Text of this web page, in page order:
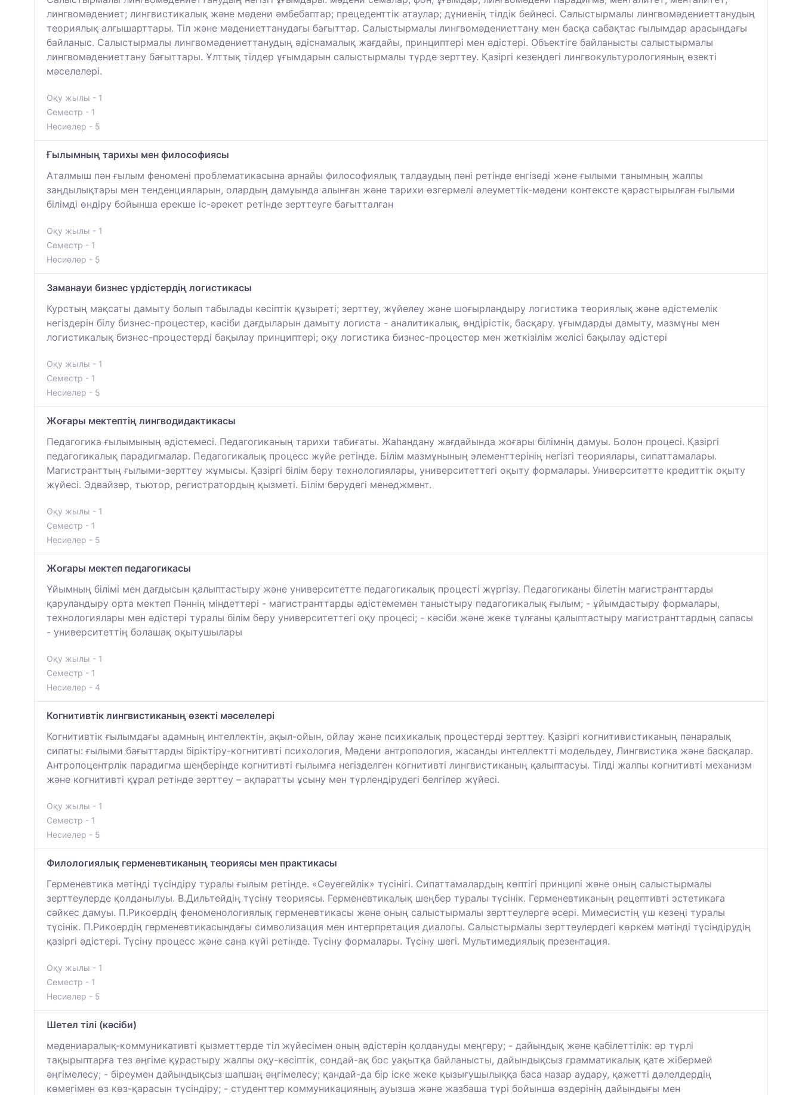
лингвомәдениет; лингвистикалық және мәдени әмбебаптар; прецеденттік атаулар; дүниенің тілдік бейнесі. Салыстырмалы лингвомәдениеттанудың
теориялық алғышарттары. Тіл және мәдениеттанудағы бағыттар. Салыстырмалы лингвомәдениеттану мен басқа сабақтас ғылымдар арасындағы
байланыс. Салыстырмалы лингвомәдениеттанудың әдіснамалық жағдайы, принциптері мен әдістері. Объектіге байланысты салыстырмалы
лингвомәдениеттану бағыттары. Ұлттық тілдер ұғымдарын салыстырмалы түрде зерттеу. Қазіргі кезеңдегі лингвокультурологияның өзекті
мәселелері.
Оқу жылы - 1
Семестр - 1
Несиелер - 5
Ғылымның тарихы мен философиясы
Аталмыш пән ғылым феномені проблематикасына арнайы философиялық талдаудың пәні ретінде енгізеді және ғылыми танымның жалпы
заңдылықтары мен тенденцияларын, олардың дамуында алынған және тарихи өзгермелі әлеуметтік-мәдени контексте қарастырылған ғылыми
білімді өндіру бойынша ерекше іс-әрекет ретінде зерттеуге бағытталған
Оқу жылы - 1
Семестр - 1
Несиелер - 5
Заманауи бизнес үрдістердің логистикасы
Курстың мақсаты дамыту болып табылады кәсіптік құзыреті; зерттеу, жүйелеу және шоғырландыру логистика теориялық және әдістемелік
негіздерін білу бизнес-процестер, кәсіби дағдыларын дамыту логиста - аналитикалық, өндірістік, басқару. ұғымдарды дамыту, мазмұны мен
логистикалық бизнес-процестерді бақылау принциптері; оқу логистика бизнес-процестер мен жеткізілім желісі бақылау әдістері
Оқу жылы - 1
Семестр - 1
Несиелер - 5
Жоғары мектептің лингводидактикасы
Педагогика ғылымының әдістемесі. Педагогиканың тарихи табиғаты. Жаһандану жағдайында жоғары білімнің дамуы. Болон процесі. Қазіргі
педагогикалық парадигмалар. Педагогикалық процесс жүйе ретінде. Білім мазмұнының элементтерінің негізгі теориялары, сипаттамалары.
Магистранттың ғылыми-зерттеу жұмысы. Қазіргі білім беру технологиялары, университеттегі оқыту формалары. Университетте кредиттік оқыту
жүйесі. Эдвайзер, тьютор, регистратордың қызметі. Білім берудегі менеджмент.
Оқу жылы - 1
Семестр - 1
Несиелер - 5
Жоғары мектеп педагогикасы
Ұйымның білімі мен дағдысын қалыптастыру және университетте педагогикалық процесті жүргізу. Педагогиканы білетін магистранттарды
қаруландыру орта мектеп Пәннің міндеттері - магистранттарды әдістемемен таныстыру педагогикалық ғылым; - ұйымдастыру формалары,
технологиялары мен әдістері туралы білім беру университеттегі оқу процесі; - кәсіби және жеке тұлғаны қалыптастыру магистранттардың сапасы
- университеттің болашақ оқытушылары
Оқу жылы - 1
Семестр - 1
Несиелер - 4
Когнитивтік лингвистиканың өзекті мәселелері
Когнитивтік ғылымдағы адамның интеллектін, ақыл-ойын, ойлау және психикалық процестерді зерттеу. Қазіргі когнитивистиканың пәнаралық
сипаты: ғылыми бағыттарды біріктіру-когнитивті психология, Мәдени антропология, жасанды интеллектті модельдеу, Лингвистика және басқалар.
Антропоцентрлік парадигма шеңберінде когнитивті ғылымға негізделген когнитивті лингвистиканың қалыптасуы. Тілді жалпы когнитивті механизм
және когнитивті құрал ретінде зерттеу – ақпаратты ұсыну мен түрлендірудегі белгілер жүйесі.
Оқу жылы - 1
Семестр - 1
Несиелер - 5
Филологиялық герменевтиканың теориясы мен практикасы
Герменевтика мәтінді түсіндіру туралы ғылым ретінде. «Сәуегейлік» түсінігі. Сипаттамалардың көптігі принципі және оның салыстырмалы
зерттеулерде қолданылуы. В.Дильтейдің түсіну теориясы. Герменевтикалық шеңбер туралы түсінік. Герменевтиканың рецептивті эстетикаға
сәйкес дамуы. П.Рикоердің феноменологиялық герменевтикасы және оның салыстырмалы зерттеулерге әсері. Мимесистің үш кезеңі туралы
түсінік. П.Рикоердің герменевтикасындағы символизация мен интерпретация диалогы. Салыстырмалы зерттеулердегі көркем мәтінді түсіндірудің
қазіргі әдістері. Түсіну процесс және сана күйі ретінде. Түсіну формалары. Түсіну шегі. Мультимедиялық презентация.
Оқу жылы - 1
Семестр - 1
Несиелер - 5
Шeтeл тілі (кәcіби)
мәдениаралық-коммуникативті қызметтерде тіл жүйесімен оның әдістерін қолдануды меңгеру; - дайындық және қабілеттілік: әр түрлі
тақырыптарға тез әңгіме құрастыру жалпы оқу-кәсіптік, сондай-ақ бос уақытқа байланысты, дайындықсыз грамматикалық қате жібермей
әңгімелесу; - біреумен дайындықсыз шапшаң әңгімелесу; қандай-да бір іске жеке қызығушылыққа баса назар аудару, қажетті дәлелдердің
көмегімен өз көз-қарасын түсіндіру; - студенттер коммуникацияның ауызша және жазбаша түрі бойынша өздерінің дайындығы мен